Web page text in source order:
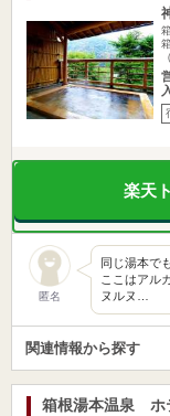
楽天
匿名
同じ湯本で
ここはアル
ヌルヌ…
関連情報から探す
箱根湯本温泉 ホ